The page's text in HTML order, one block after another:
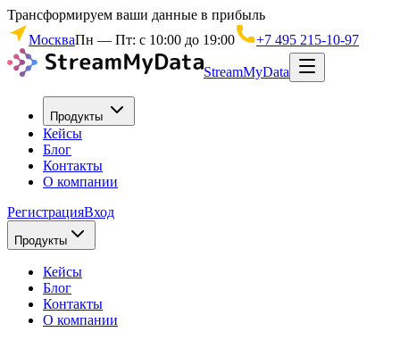
Трансформируем ваши данные в прибыль
МоскваПн — Пт: с 10:00 до 19:00 +7 495 215-10-97
StreamMyData
Продукты
Кейсы
Блог
Контакты
О компании
РегистрацияВход
Продукты
Кейсы
Блог
Контакты
О компании